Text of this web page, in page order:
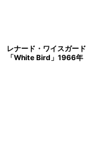
レナード・ワイスガード
「White Bird」1966年